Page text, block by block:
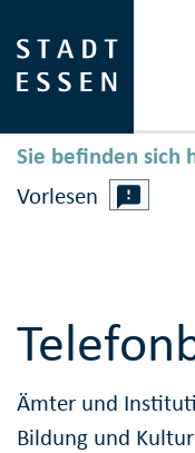
Sie befinden sich
Vorlesen
Ämter und
Bildung und Kultur